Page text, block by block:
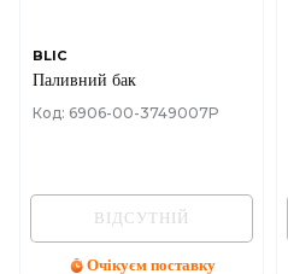
BLIC
Паливний бак
Код: 6906-00-3749007P
ВІДСУТНІЙ
Очікуєм поставку